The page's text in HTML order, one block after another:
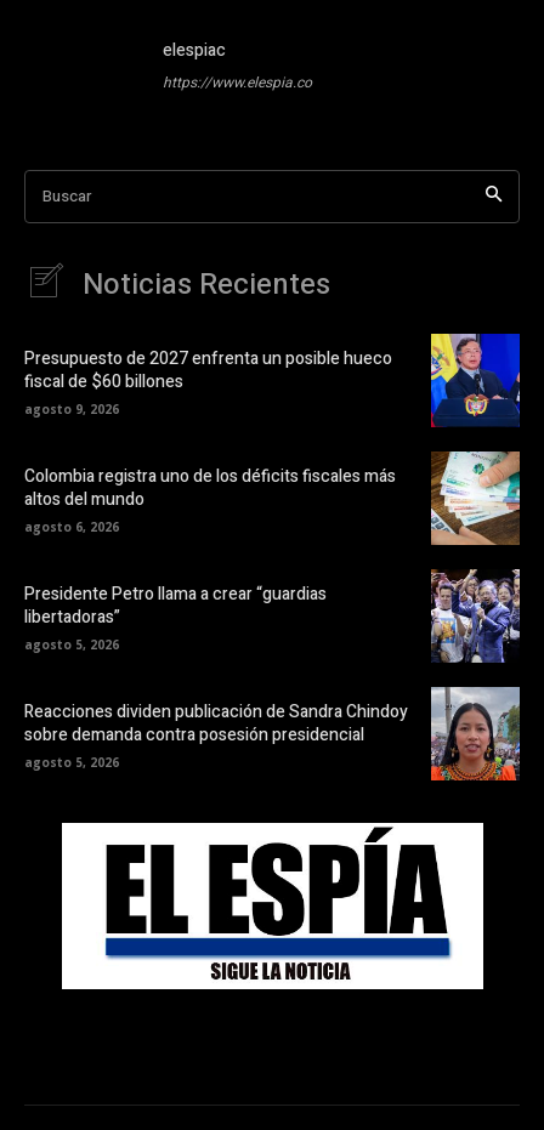
elespiac
https://www.elespia.co
Buscar
Noticias Recientes
Presupuesto de 2027 enfrenta un posible hueco
fiscal de $60 billones
agosto 9, 2026
Colombia registra uno de los déficits fiscales más
altos del mundo
agosto 6, 2026
Presidente Petro llama a crear “guardias
libertadoras”
agosto 5, 2026
Reacciones dividen publicación de Sandra Chindoy
sobre demanda contra posesión presidencial
agosto 5, 2026